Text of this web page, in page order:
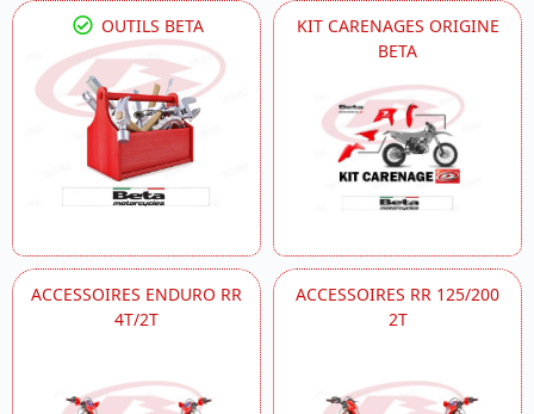
OUTILS BETA
KIT CARENAGES ORIGINE
BETA
ACCESSOIRES ENDURO RR
4T/2T
ACCESSOIRES RR 125/200
2T